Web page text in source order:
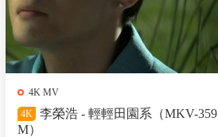
4K MV
4K
李榮浩 - 輕輕田園系（MKV-359
M）